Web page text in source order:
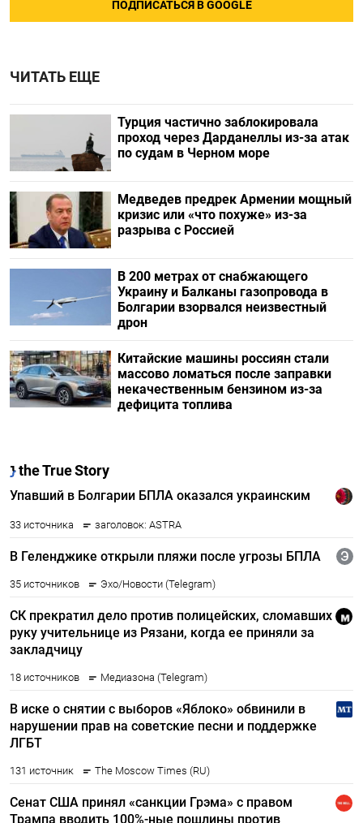
ПОДПИСАТЬСЯ В GOOGLE
ЧИТАТЬ ЕЩЕ
Турция частично заблокировала
проход через Дарданеллы из-за атак
по судам в Черном море
Медведев предрек Армении мощный
кризис или «что похуже» из-за
разрыва с Россией
В 200 метрах от снабжающего
Украину и Балканы газопровода в
Болгарии взорвался неизвестный
дрон
Китайские машины россиян стали
массово ломаться после заправки
некачественным бензином из-за
дефицита топлива